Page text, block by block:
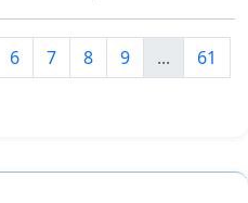
6 7 8 9 ...
61